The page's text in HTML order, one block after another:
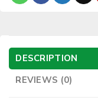
DESCRIPTION
REVIEWS (0)